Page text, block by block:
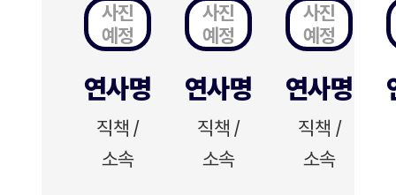
사진
예정
연사명
직책 /
소속
사진
예정
연사명
직책 /
소속
사진
예정
연사명
직책 /
소속